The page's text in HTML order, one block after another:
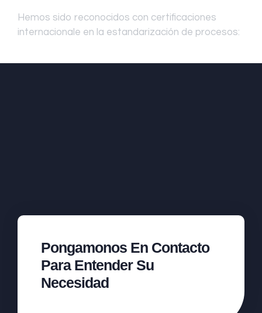
Hemos sido reconocidos con certificaciones
internacionale en la estandarización de procesos:
Pongamonos En Contacto
Para Entender Su
Necesidad